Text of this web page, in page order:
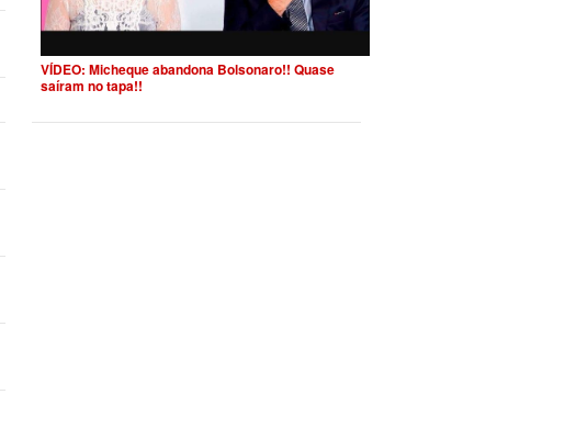
VÍDEO: Micheque abandona Bolsonaro!! Quase
saíram no tapa!!